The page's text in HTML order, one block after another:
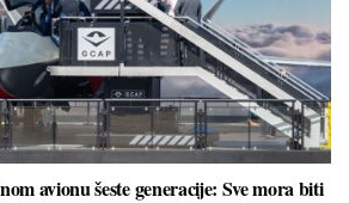
avionu šeste generacije: Sve mora biti